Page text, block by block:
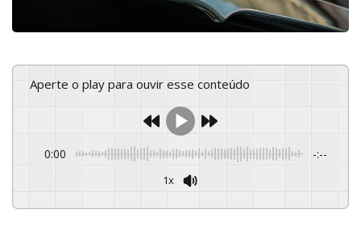
Aperte o play para ouvir esse conteúdo
0:00 -:--
1x
Powered By GSpeech